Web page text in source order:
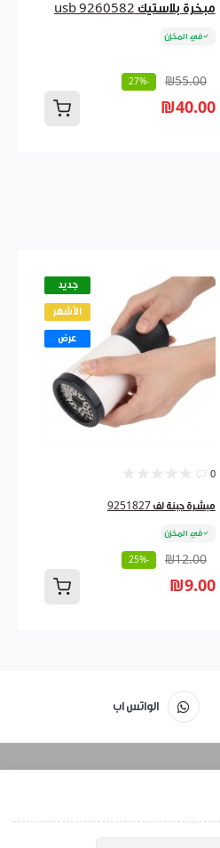
مبخرة بلاستيك usb 9260582
في المخزن
₪55.00
-27%
₪40.00
جديد
الأشهر
عرض
0
مبشرة جبنة لف 9251827
في المخزن
₪12.00
-25%
₪9.00
الواتس اب